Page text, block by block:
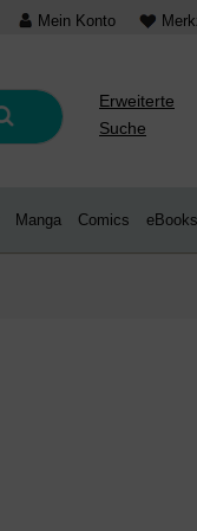
Mein Konto
Erweiterte
Suche
Manga Comics eBooks